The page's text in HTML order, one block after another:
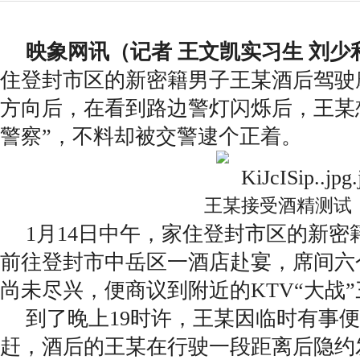
映象网讯（记者 王文凯实习生 刘少
住登封市区的新密籍男子王某酒后驾
方向后，在看到路边警灯闪烁后，王
警察”，不料却被交警逮个正着。
王某接受酒精测试
1月14日中午，家住登封市区的新密
前往登封市中岳区一酒店赴宴，席间
尚未尽兴，便商议到附近的KTV“大战
到了晚上19时许，王某因临时有事
赶，酒后的王某在行驶一段距离后隐